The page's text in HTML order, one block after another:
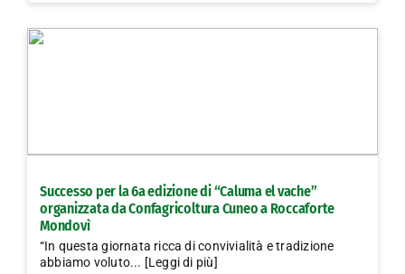
Successo per la 6a edizione di “Caluma el vache”
organizzata da Confagricoltura Cuneo a Roccaforte
Mondovì
“In questa giornata ricca di convivialità e tradizione
abbiamo voluto... [Leggi di più]